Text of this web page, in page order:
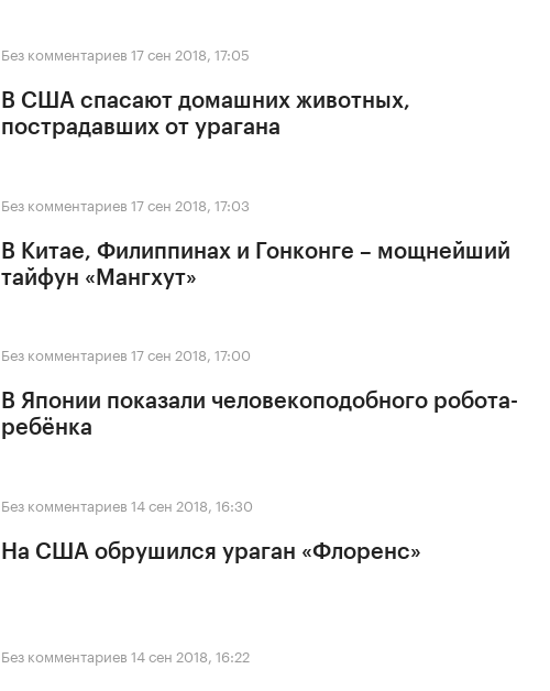
Без комментариев 17 сен 2018, 17:05
В США спасают домашних животных,
пострадавших от урагана
Без комментариев 17 сен 2018, 17:03
В Китае, Филиппинах и Гонконге – мощнейший
тайфун «Мангхут»
Без комментариев 17 сен 2018, 17:00
В Японии показали человекоподобного робота-
ребёнка
Без комментариев 14 сен 2018, 16:30
На США обрушился ураган «Флоренс»
Без комментариев 14 сен 2018, 16:22